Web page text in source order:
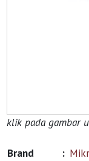
klik pada gambar
Brand :